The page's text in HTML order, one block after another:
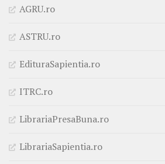
AGRU.ro
ASTRU.ro
EdituraSapientia.ro
ITRC.ro
LibrariaPresaBuna.ro
LibrariaSapientia.ro